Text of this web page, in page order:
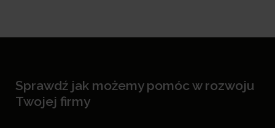
Sprawdź jak możemy pomóc w rozwoju
Twojej firmy